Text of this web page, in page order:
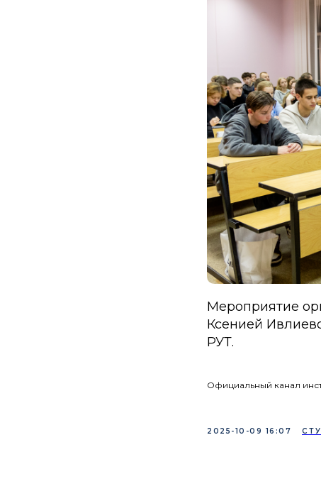
Мероприятие
Ксенией
РУТ.
Официальный канал
2025-10-09 16:07